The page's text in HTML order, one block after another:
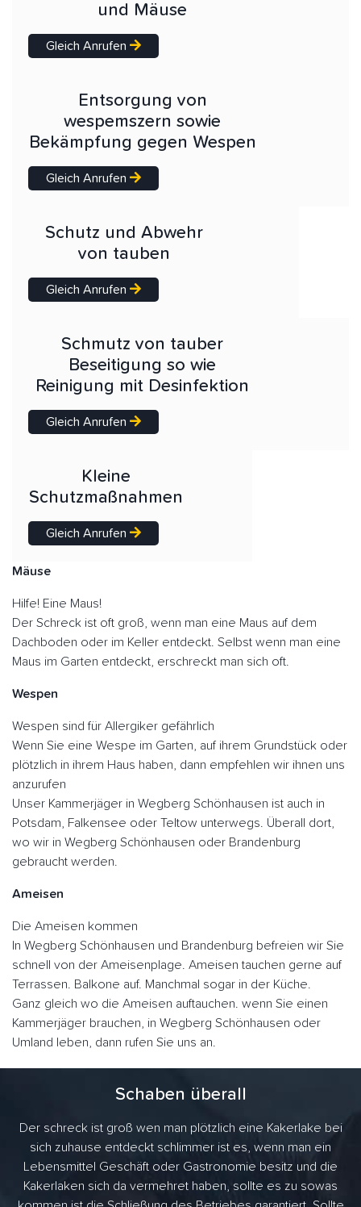
und Mäuse
Gleich Anrufen
Entsorgung von
wespemszern sowie
Bekämpfung gegen Wespen
Gleich Anrufen
Schutz und Abwehr
von tauben
Gleich Anrufen
Schmutz von tauber
Beseitigung so wie
Reinigung mit Desinfektion
Gleich Anrufen
Kleine
Schutzmaßnahmen
Gleich Anrufen
Mäuse
Hilfe! Eine Maus!
Der Schreck ist oft groß, wenn man eine Maus auf dem
Dachboden oder im Keller entdeckt. Selbst wenn man eine
Maus im Garten entdeckt, erschreckt man sich oft.
Wespen
Wespen sind für Allergiker gefährlich
Wenn Sie eine Wespe im Garten, auf ihrem Grundstück oder
plötzlich in ihrem Haus haben, dann empfehlen wir ihnen uns
anzurufen
Unser Kammerjäger in Wegberg Schönhausen ist auch in
Potsdam, Falkensee oder Teltow unterwegs. Überall dort,
wo wir in Wegberg Schönhausen oder Brandenburg
gebraucht werden.
Ameisen
Die Ameisen kommen
In Wegberg Schönhausen und Brandenburg befreien wir Sie
schnell von der Ameisenplage. Ameisen tauchen gerne auf
Terrassen. Balkone auf. Manchmal sogar in der Küche.
Ganz gleich wo die Ameisen auftauchen. wenn Sie einen
Kammerjäger brauchen, in Wegberg Schönhausen oder
Umland leben, dann rufen Sie uns an.
Schaben überall
Der schreck ist groß wen man plötzlich eine Kakerlake bei
sich zuhause entdeckt schlimmer ist es, wenn man ein
Lebensmittel Geschäft oder Gastronomie besitz und die
Kakerlaken sich da vermehret haben, sollte es zu sowas